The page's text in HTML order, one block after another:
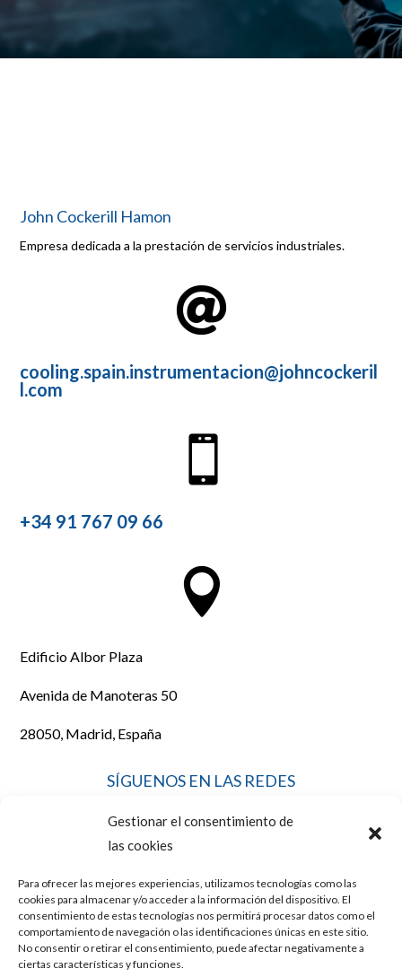
Gestionar el consentimiento de
las cookies
Para ofrecer las mejores experiencias, utilizamos tecnologías como las
cookies para almacenar y/o acceder a la información del dispositivo. El
consentimiento de estas tecnologías nos permitirá procesar datos como el
comportamiento de navegación o las identificaciones únicas en este sitio.
No consentir o retirar el consentimiento, puede afectar negativamente a
ciertas características y funciones.
John Cockerill Hamon
Empresa dedicada a la prestación de servicios industriales.

cooling.spain.instrumentacion@johncockeril
l.com

+34 91 767 09 66

Edificio Albor Plaza
Avenida de Manoteras 50
28050, Madrid, España
SÍGUENOS EN LAS REDES
LEGAL
AVISO LEGAL